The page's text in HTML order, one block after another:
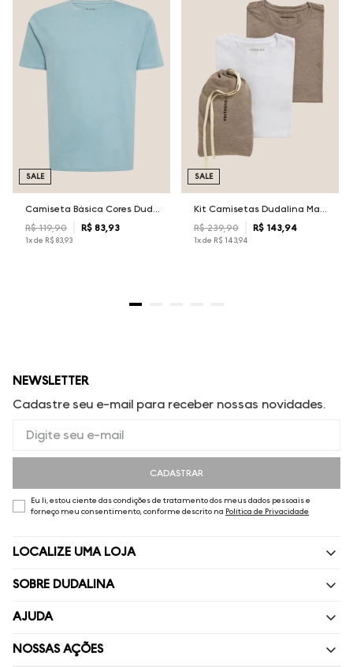
Camiseta Básica Cores Dudalina Masculina
R$ 119,90 R$ 83,93
1x de R$ 83,93
SALE
Kit Camisetas Dudalina Masculina
R$ 239,90 R$ 143,94
1x de R$ 143,94
SALE
NEWSLETTER
Cadastre seu e-mail para receber nossas novidades.
CADASTRAR
Eu li, estou ciente das condições de tratamento dos meus dados pessoais e
forneço meu consentimento, conforme descrito na Política de Privacidade
LOCALIZE UMA LOJA
SOBRE DUDALINA
Quem Somos
Nossas Lojas
AJUDA
Perguntas Frequentes
NOSSAS AÇÕES